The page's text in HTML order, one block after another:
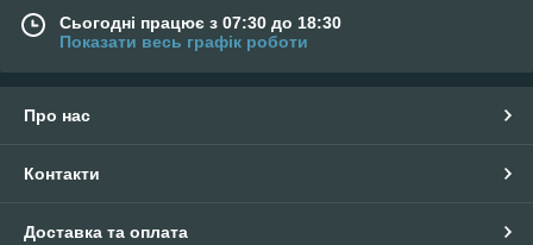
Сьогодні працює з 07:30 до 18:30
Показати весь графік роботи
Про нас
Контакти
Доставка та оплата